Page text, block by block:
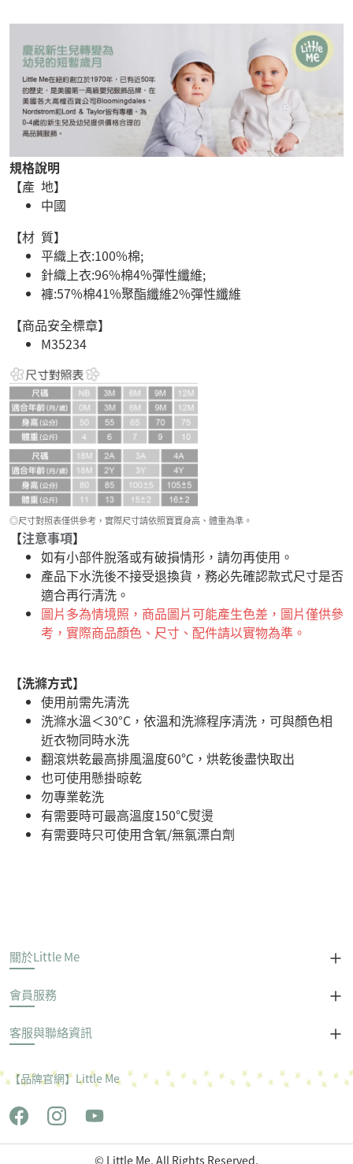
規格說明
【產 地】
中國
【材 質】
平織上衣:100%棉;
針織上衣:96%棉4%彈性纖維;
褲:57%棉41%聚酯纖維2%彈性纖維
【商品安全標章】
M35234
◎尺寸對照表僅供參考，實際尺寸請依照寶寶身高、體重為準。
【注意事項】
如有小部件脫落或有破損情形，請勿再使用。
產品下水洗後不接受退換貨，務必先確認款式尺寸是否
適合再行清洗。
圖片多為情境照，商品圖片可能產生色差，圖片僅供參
考，實際商品顏色、尺寸、配件請以實物為準。
【洗滌方式】
使用前需先清洗
洗滌水溫＜30°C，依溫和洗滌程序清洗，可與顏色相
近衣物同時水洗
翻滾烘乾最高排風溫度60℃，烘乾後盡快取出
也可使用懸掛晾乾
勿專業乾洗
有需要時可最高溫度150℃熨燙
有需要時只可使用含氧/無氯漂白劑
關於Little Me
會員服務
客服與聯絡資訊
【品牌官網】Little Me
© Little Me, All Rights Reserved.